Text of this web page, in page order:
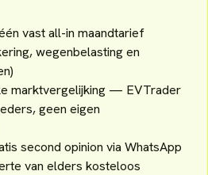
vast all-in maandtarief
wegenbelasting en
marktvergelijking — EVTrader
geen eigen
second opinion via WhatsApp
van elders kosteloos